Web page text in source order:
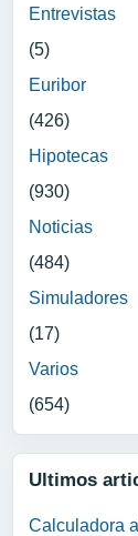
Entrevistas
(5)
Euribor
(426)
Hipotecas
(930)
Noticias
(484)
Simuladores
(17)
Varios
(654)
Ultimos
Calculadora